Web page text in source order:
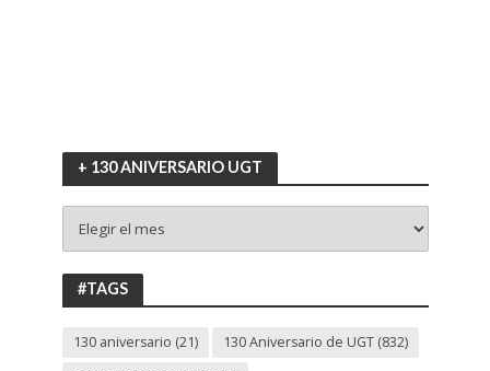
+ 130 ANIVERSARIO UGT
130
ANIVERSARIO
UGT
#TAGS
130 aniversario (21) 130 Aniversario de UGT(832)